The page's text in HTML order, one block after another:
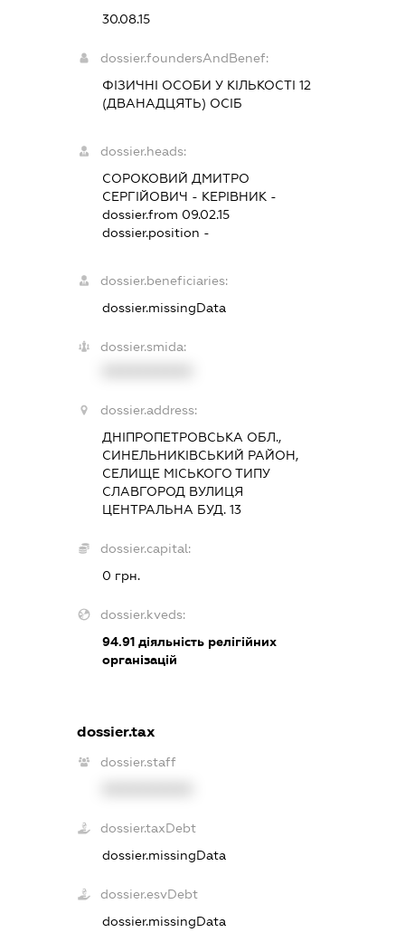
30.08.15
dossier.foundersAndBenef:
ФІЗИЧНІ ОСОБИ У КІЛЬКОСТІ 12
(ДВАНАДЦЯТЬ) ОСІБ
dossier.heads:
СОРОКОВИЙ ДМИТРО
СЕРГІЙОВИЧ - КЕРІВНИК -
dossier.from 09.02.15
dossier.position -
dossier.beneficiaries:
dossier.missingData
dossier.smida:
dossier.address:
ДНІПРОПЕТРОВСЬКА ОБЛ.,
СИНЕЛЬНИКІВСЬКИЙ РАЙОН,
СЕЛИЩЕ МІСЬКОГО ТИПУ
СЛАВГОРОД ВУЛИЦЯ
ЦЕНТРАЛЬНА БУД. 13
dossier.capital:
0 грн.
dossier.kveds:
94.91діяльність релігійних
організацій
dossier.tax
dossier.staff
dossier.taxDebt
dossier.missingData
dossier.esvDebt
dossier.missingData